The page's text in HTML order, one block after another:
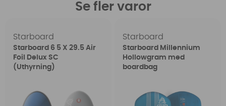
Se fler varor
Starboard
Starboard 6 5 X 29.5 Air
Foil Delux SC
(Uthyrning)
Starboard
Starboard Millennium
Hollowgram med
boardbag